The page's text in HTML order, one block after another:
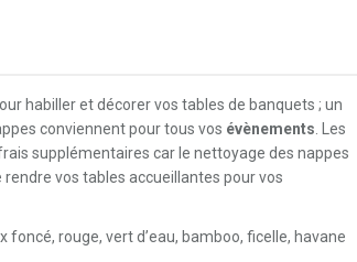
habiller et décorer vos tables de banquets ; un
conviennent pour tous vos évènements . Les
supplémentaires car le nettoyage des nappes
vos tables accueillantes pour vos
foncé, rouge, vert d’eau, bamboo, ficelle, havane